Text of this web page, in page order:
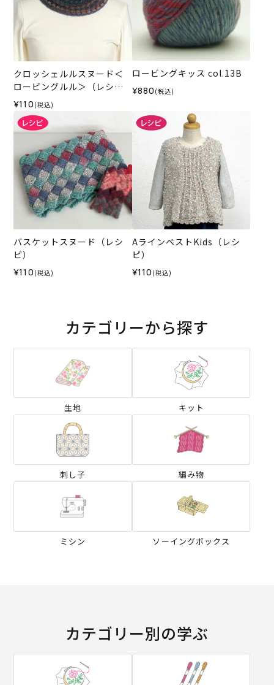
クロッシェルルスヌード＜
ロービングルル＞（レシ
ピ）
¥110 (税込)
ロービングキッス col.13B
¥880 (税込)
バスケットスヌード（レシ
ピ）
¥110 (税込)
AラインベストKids（レシ
ピ）
¥110 (税込)
カテゴリーから探す
生地 キット
刺し子 編み物
ミシン ソーイングボックス
カテゴリー別の学ぶ